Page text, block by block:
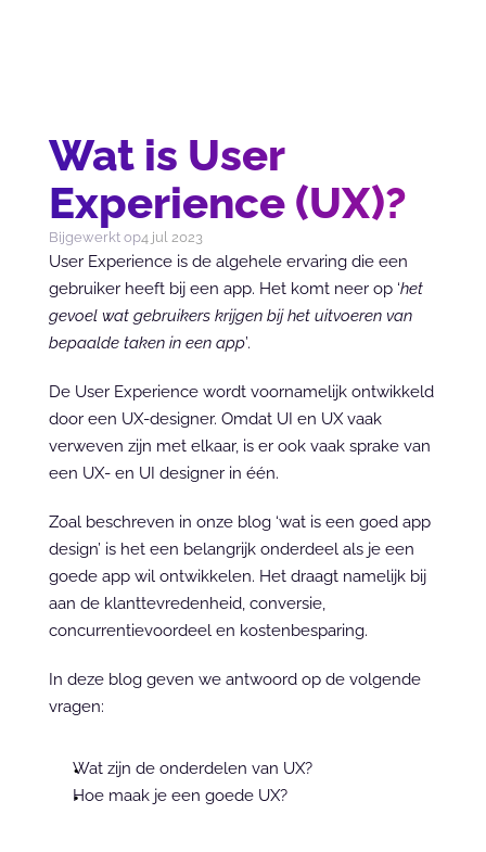
Wat is User
Experience (UX)?
Bijgewerkt op4 jul 2023
User Experience is de algehele ervaring die een
gebruiker heeft bij een app. Het komt neer op ‘het
gevoel wat gebruikers krijgen bij het uitvoeren van
bepaalde taken in een app’.
De User Experience wordt voornamelijk ontwikkeld
door een UX-designer. Omdat UI en UX vaak
verweven zijn met elkaar, is er ook vaak sprake van
een UX- en UI designer in één.
Zoal beschreven in onze blog ‘wat is een goed app
design’ is het een belangrijk onderdeel als je een
goede app wil ontwikkelen. Het draagt namelijk bij
aan de klanttevredenheid, conversie,
concurrentievoordeel en kostenbesparing.
In deze blog geven we antwoord op de volgende
vragen:
Wat zijn de onderdelen van UX?
Hoe maak je een goede UX?